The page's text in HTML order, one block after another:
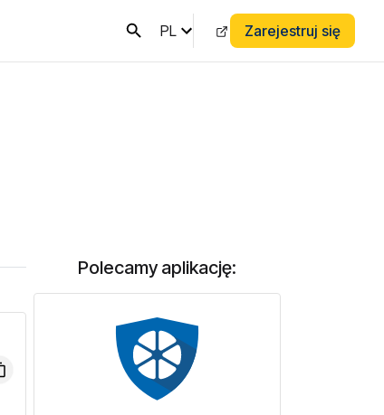
PL Zarejestruj się
Polecamy aplikację: